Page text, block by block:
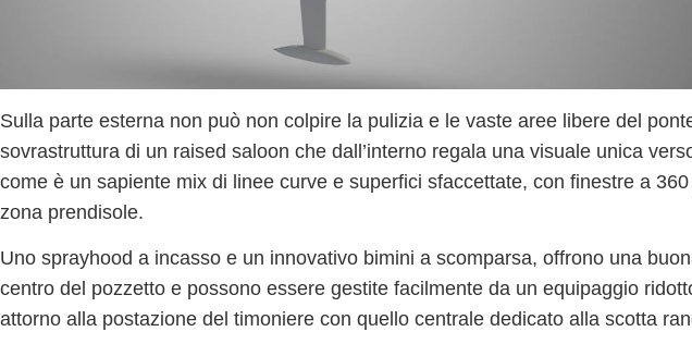
Sulla parte esterna non può non colpire la pulizia e le vaste aree libere del
sovrastruttura di un raised saloon che dall’interno regala una visuale unica
come è un sapiente mix di linee curve e superfici sfaccettate, con finestre a
zona prendisole.
Uno sprayhood a incasso e un innovativo bimini a scomparsa, offrono una
centro del pozzetto e possono essere gestite facilmente da un equipaggio
attorno alla postazione del timoniere con quello centrale dedicato alla scotta